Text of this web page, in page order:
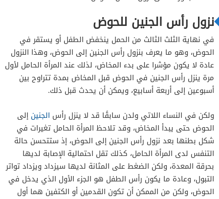
نزول رأس الجنين للحوض
في نهاية الثلث الثالث من الحمل ينخفض الطفل أو يستقر في
الحوض، وهو ما يعرف بنزول رأس الجنين إلى الحوض، وهذا النزول
عادة لا يكون مؤشرا على بدء المخاض، لذلك عند المرأة الحامل لأول
مرة ينزل رأس الجنين في الحوض قبل المخاض بمدة تتراوح بين
أسبوعين إلى أربعة أسابيع، ويمكن أن يحدث قبل ذلك.
ولكن في النساء اللاتي ولدن سابقًا قد لا ينزل رأس الجنين إلى
الحوض حتى يبدأ المخاض، وقد تلاحظ المرأة الحامل تغيرات في
شكل بطنها بعد نزول رأس الجنين إلى الحوض، إذ ستتحسن حالة
التنفس لدى المرأة الحامل، كذلك تقل احتمالية الإصابة لديها
بحرقة المعدة، ولكن الضغط على المثانة لديها سيزداد ويزداد تواتر
التبول، وعادة ما يكون رأس الطفل هو الجزء الأول الذي يدخل في
الحوض، ولكن من الممكن أن تكون القدمين أو الكتفين هما أول